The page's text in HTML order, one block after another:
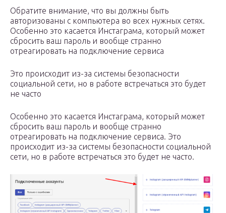
Обратите внимание, что вы должны быть
авторизованы с компьютера во всех нужных сетях.
Особенно это касается Инстаграма, который может
сбросить ваш пароль и вообще странно
отреагировать на подключение сервиса
Это происходит из-за системы безопасности
социальной сети, но в работе встречаться это будет
не часто
Особенно это касается Инстаграма, который может
сбросить ваш пароль и вообще странно
отреагировать на подключение сервиса. Это
происходит из-за системы безопасности социальной
сети, но в работе встречаться это будет не часто.